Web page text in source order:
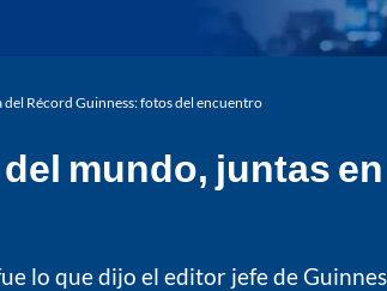
del Récord Guinness: fotos del encuentro
mundo, juntas
lo que dijo el editor jefe de